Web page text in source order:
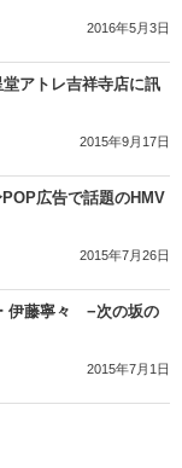
2016年5月3日
アトレ吉祥寺店に訊
2015年9月17日
広告で話題のHMV
2015年7月26日
伊藤寧々 −次の坂の
2015年7月1日